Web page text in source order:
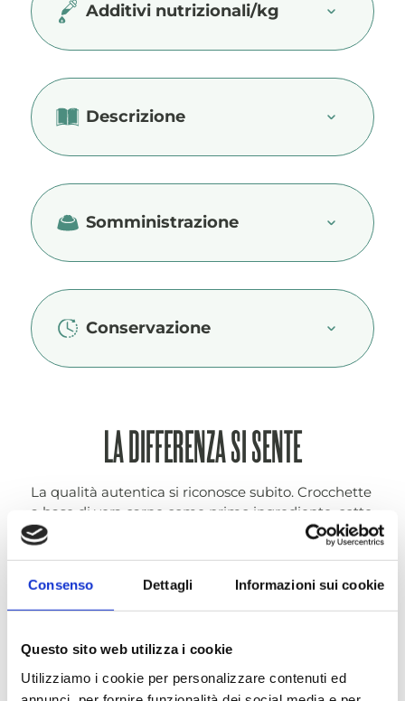
Consenso Dettagli Informazioni sui cookie
Questo sito web utilizza i cookie
Utilizziamo i cookie per personalizzare contenuti ed
Additivi nutrizionali/kg
Descrizione
Somministrazione
Conservazione
LA DIFFERENZA SI SENTE
La qualità autentica si riconosce subito. Crocchette
a base di vera carne come primo ingrediente, cotte
delicatamente al forno per preservare vitamine e
minerali. Una texture naturale e un gusto intenso.